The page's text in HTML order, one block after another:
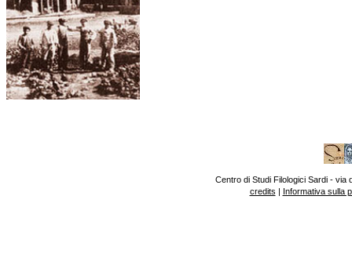
Centro di Studi Filologici Sardi - via
credits | Informativa sulla